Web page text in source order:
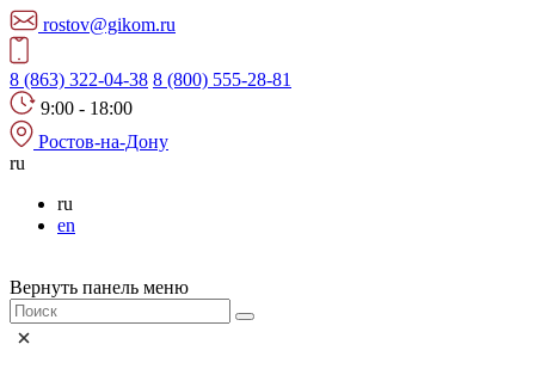
rostov@gikom.ru
8 (863) 322-04-38 8 (800) 555-28-81
9:00 - 18:00
Ростов-на-Дону
ru
ru
en
Вернуть панель меню